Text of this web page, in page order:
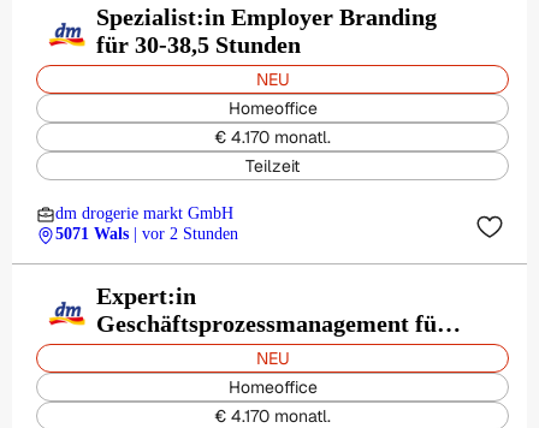
Spezialist:in Employer Branding
für 30-38,5 Stunden
NEU
Homeoffice
€ 4.170 monatl.
Teilzeit
dm drogerie markt GmbH
5071 Wals
| vor 2 Stunden
Expert:in
Geschäftsprozessmanagement für
32-38,5 StundenNEU
Homeoffice
€ 4.170 monatl.